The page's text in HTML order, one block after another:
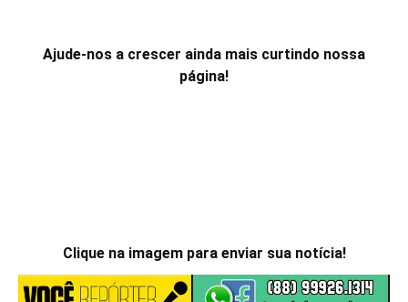
Ajude-nos a crescer ainda mais curtindo nossa
página!
Clique na imagem para enviar sua notícia!